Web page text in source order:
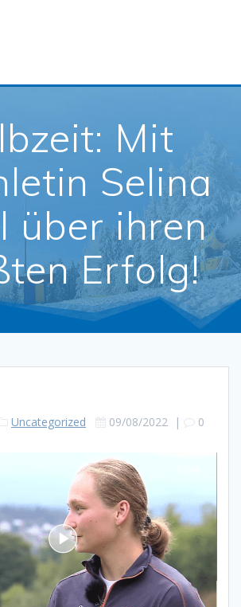
Mit
Selina
über ihren
Erfolg!
Uncategorized 09/08/2022 | 0